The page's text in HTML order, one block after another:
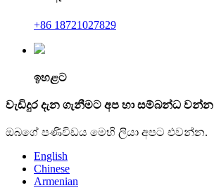
+86 18721027829
ඉහළට
වැඩිදුර දැන ගැනීමට අප හා සම්බන්ධ වන්න
ඔබගේ පණිවිඩය මෙහි ලියා අපට එවන්න.
English
Chinese
Armenian